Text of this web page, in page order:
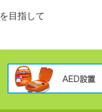
を目指して